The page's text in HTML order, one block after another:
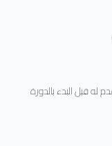
له قبل البدء بالدورة